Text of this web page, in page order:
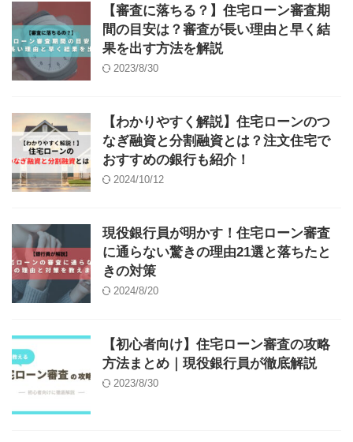
【審査に落ちる？】住宅ローン審査期
間の目安は？審査が長い理由と早く結
果を出す方法を解説
2023/8/30
【わかりやすく解説】住宅ローンのつ
なぎ融資と分割融資とは？注文住宅で
おすすめの銀行も紹介！
2024/10/12
現役銀行員が明かす！住宅ローン審査
に通らない驚きの理由21選と落ちたと
きの対策
2024/8/20
【初心者向け】住宅ローン審査の攻略
方法まとめ｜現役銀行員が徹底解説
2023/8/30